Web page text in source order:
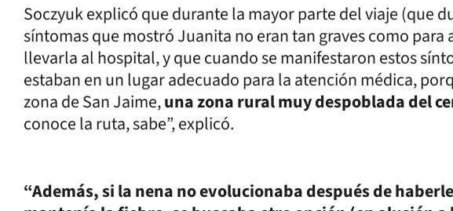
Soczyuk explicó que durante la mayor parte del viaje (que
síntomas que mostró Juanita no eran tan graves como para
llevarla al hospital, y que cuando se manifestaron estos
estaban en un lugar adecuado para la atención médica,
zona de San Jaime,una zona rural muy despoblada del
conoce la ruta, sabe”, explicó.
“Además, si la nena no evolucionaba después de